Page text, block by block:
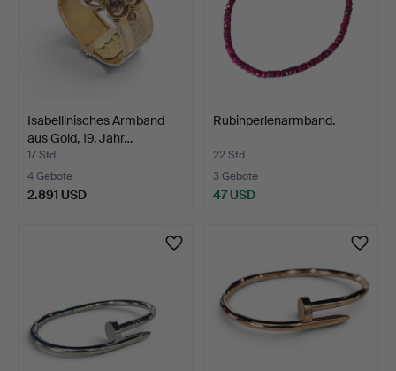
Isabellinisches Armband
aus Gold, 19. Jahr…
17 Std
4 Gebote
2.891 USD
Rubinperlenarmband.
22 Std
3 Gebote
47 USD